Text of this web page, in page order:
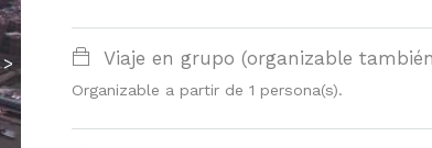
> Viaje en grupo (organizable
Organizable a partir de 1 persona(s).